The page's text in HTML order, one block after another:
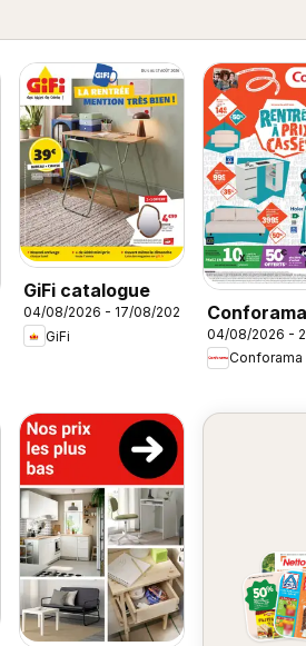
GiFi catalogue
04/08/2026 - 17/08/2026
GiFi
Conforama
Rentrée à
cassés
04/08/2026 -
Conforama